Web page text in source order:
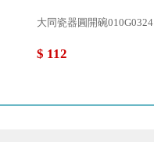
大同瓷器圓開碗010G0324
$ 112